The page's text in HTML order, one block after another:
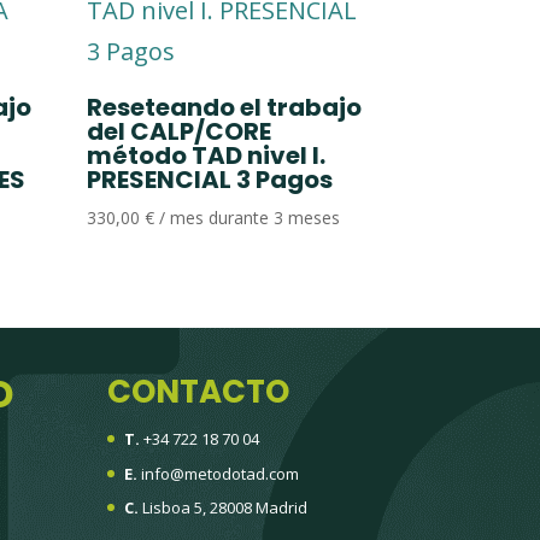
Reseteando el trabajo
del CALP/CORE
método TAD nivel I.
PRESENCIAL 3 Pagos
330,00€ / mes durante 3 meses
CONTACTO
T. +34 722 18 70 04
E. info@metodotad.com
C. Lisboa 5, 28008 Madrid